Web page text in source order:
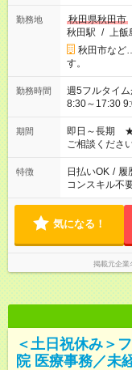
勤務地
秋田県秋田市
秋田駅 / 上飯
秋田市など
す。
勤務時間
週5フルタイムがメインです
8:30～17:30
その他にも勤
ご希望を教え
期間
即日～長期 ★
ご相談くださ
特徴 日払いOK / 履
コンスキル不
気になる！
掲載元企業
＜土日祝休み＞
院 医療事務／未